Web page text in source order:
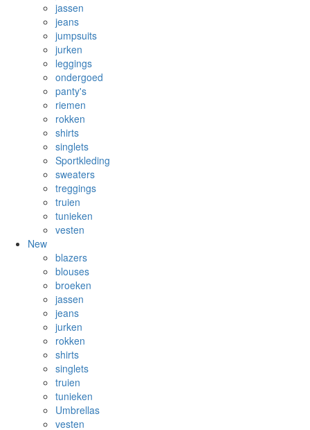
jassen
jeans
jumpsuits
jurken
leggings
ondergoed
panty's
riemen
rokken
shirts
singlets
Sportkleding
sweaters
treggings
truien
tunieken
vesten
New
blazers
blouses
broeken
jassen
jeans
jurken
rokken
shirts
singlets
truien
tunieken
Umbrellas
vesten